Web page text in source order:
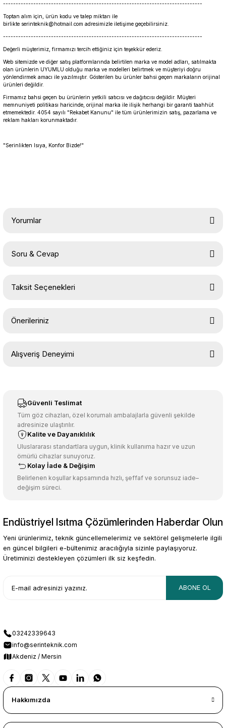
-------------------------------------------------------------------------------
Toptan alım için, ürün kodu ve talep miktarı ile
birlikte serinteknik@hotmail.com adresimizle iletişime geçebilirsiniz.
-------------------------------------------------------------------------------
Değerli müşterimiz, firmamızı tercih ettiğiniz için teşekkür ederiz.
Web sitemizde ve diğer satış platformlarında belirtilen marka ve model adları, satılmakta
olan ürünlerin UYUMLU olduğu marka ve modelleri belirtmek ve müşteriyi doğru
yönlendirmek amacı ile yazılmıştır. Gösterilen bu ürünler bahsi geçen markaların orijinal
ürünleri değildir.
Firmamız bahsi geçen bu ürünlerin yetkili satıcısı ve dağıtıcısı değildir. Müşteri
memnuniyeti politikası haricinde, orijinal marka ile ilişik herhangi bir garanti taahhüt
etmemektedir. 4054 sayılı "Rekabet Kanunu" ile tüm ürünlerimizin satış, pazarlama ve
reklam hakları korunmaktadır.
"Serinlikten Isıya, Konfor Bizde!"
Yorumlar
Soru & Cevap
Taksit Seçenekleri
Önerileriniz
konularda yetersiz gördüğünüz noktaları öneri formunu kullanarak
Ürün resmi kalitesiz, bozuk veya görüntülenemiyor.
Ürün açıklamasında eksik bilgiler bulunuyor.
Ürün bilgilerinde hatalar bulunuyor.
Ürün fiyatı diğer sitelerden daha pahalı.
Bu ürüne benzer farklı alternatifler olmalı.
Gönder
Alışveriş Deneyimi
Güvenli Teslimat
Tüm göz cihazları, özel korumalı ambalajlarla güvenli şekilde
adresinize ulaştırılır.
Kalite ve Dayanıklılık
Uluslararası standartlara uygun, klinik kullanıma hazır ve uzun
ömürlü cihazlar sunuyoruz.
Kolay İade & Değişim
Belirlenen koşullar kapsamında hızlı, şeffaf ve sorunsuz iade–
değişim süreci.
Endüstriyel Isıtma Çözümlerinden Haberdar Olun
Yeni ürünlerimiz, teknik güncellemelerimiz ve sektörel gelişmelerle ilgili
en güncel bilgileri e-bültenimiz aracılığıyla sizinle paylaşıyoruz.
Üretiminizi destekleyen çözümleri ilk siz keşfedin.
ABONE OL
03242339643
info@serinteknik.com
Akdeniz / Mersin
Hakkımızda